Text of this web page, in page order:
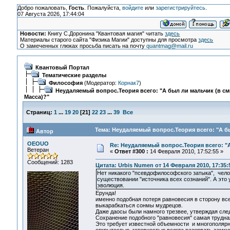
Добро пожаловать, Гость. Пожалуйста, войдитеили зарегистрируйтесь.
07 Августа 2026, 17:44:04
Новости: Книгу С.Доронина "Квантовая магия" читатьздесь
Материалы старого сайта "Физика Магии" доступны для просмотраздесь
О замеченных глюках просьба писать на почтуquantmag@mail.ru
Квантовый Портал
Тематические разделы
Философия(Модератор: Корнак7)
Неудаляемый вопрос.Теория всего: "А был ли мальчик (в
Масса)?"
Страниц: 1 ... 19 20[21] 22 23 ... 39 Все
Автор Тема: Неудаляемый вопрос.Теория всего: "А
OEOUO
Ветеран
Сообщений: 1283
Re: Неудаляемый вопрос.Теория всего:
« Ответ #300 : 14 Февраля 2010, 17:52:55 »
Цитата: Urbis Numen от 14 Февраля 2010,
Нет никакого "псевдофилософского затыка",
существовании "источника всех сознаний". А это
эволюция.
Ерунда!
именно подобная потеря равновесия в сторону
выкарабкаться сонмы мудрецов.
Даже даосы были намного трезвее, утверждая
Сохранение подобного "равновесия" самая
Это требует известной объемности и